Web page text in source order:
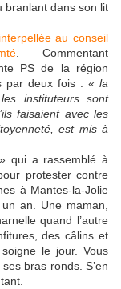
branlant dans son lit
interpellée au conseil
. Commentant
PS de la région
par deux fois : « la
les instituteurs sont
faisaient avec les
est mis à
qui a rassemblé à
protester contre
à Mantes-la-Jolie
an. Une maman,
quand l’autre
des câlins et
le jour. Vous
bras ronds. S’en